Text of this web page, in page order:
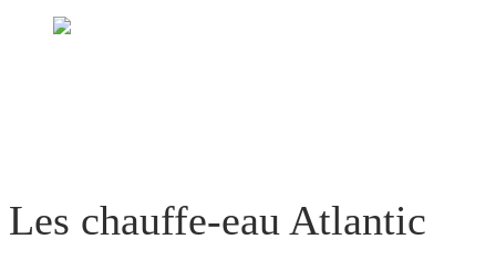
Les chauffe-eau Atlantic